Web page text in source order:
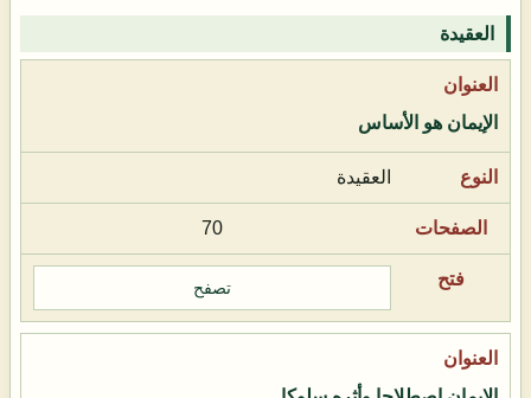
العقيدة
الإيمان هو الأساس
العقيدة
70
تصفح